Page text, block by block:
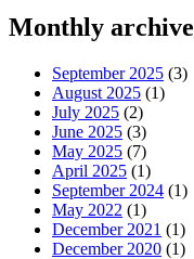
Monthly archive
September 2025 (3)
August 2025 (1)
July 2025 (2)
June 2025 (3)
May 2025 (7)
April 2025 (1)
September 2024 (1)
May 2022 (1)
December 2021 (1)
December 2020 (1)